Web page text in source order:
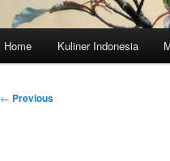
Home Kuliner Indonesia
Post
← Previous